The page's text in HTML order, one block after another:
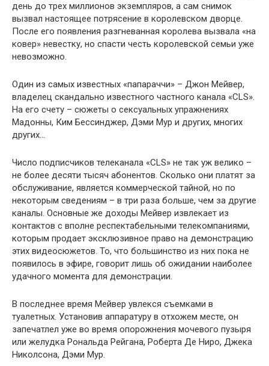
день до трех миллионов экземпляров, а сам снимок
вызвал настоящее потрясение в королевском дворце.
После его появления разгневанная королева вызвала «на
ковер» невестку, но спасти честь королевской семьи уже
невозможно.
Один из самых известных «папараччи» – Джон Мейвер,
владелец скандально известного частного канала «CLS».
На его счету – сюжеты о сексуальных упражнениях
Мадонны, Ким Бессинджер, Дэми Мур и других, многих
других…
Число подписчиков телеканала «CLS» не так уж велико –
не более десяти тысяч абонентов. Сколько они платят за
обслуживание, является коммерческой тайной, но по
некоторым сведениям – в три раза больше, чем за другие
каналы. Основные же доходы Мейвер извлекает из
контактов с вполне респектабельными телекомпаниями,
которым продает эксклюзивное право на демонстрацию
этих видеосюжетов. То, что большинство из них пока не
появилось в эфире, говорит лишь об ожидании наиболее
удачного момента для демонстрации.
В последнее время Мейвер увлекся съемками в
туалетных. Установив аппаратуру в отхожем месте, он
запечатлел уже во время опорожнения мочевого пузыря
или желудка Рональда Рейгана, Роберта Де Ниро, Джека
Николсона, Дэми Мур.